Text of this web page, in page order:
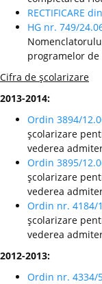
RECTIFICARE
HG nr. 749/
programelor
Cifra de şcolarizare
2013-2014:
Ordin 3894/
şcolarizare
vederea
Ordin 3895/
şcolarizare
vederea
Ordin nr. 4184/
şcolarizare
vederea
2012-2013:
Ordin nr. 4334/